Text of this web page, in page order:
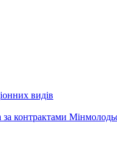
видів
за контрактами